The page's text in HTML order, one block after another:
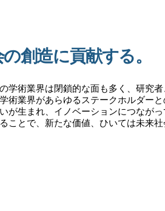
創造に貢献する。
学術業界は閉鎖的な面も多く、研究
術業界があらゆるステークホルダー
が生まれ、イノベーションにつなが
ことで、新たな価値、ひいては未来